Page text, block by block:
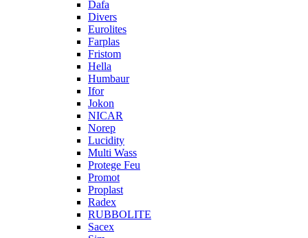
Dafa
Divers
Eurolites
Farplas
Fristom
Hella
Humbaur
Ifor
Jokon
NICAR
Norep
Lucidity
Multi Wass
Protege Feu
Promot
Proplast
Radex
RUBBOLITE
Sacex